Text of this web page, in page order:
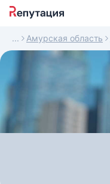
Амурская область